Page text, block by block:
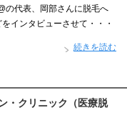
の代表、岡部さんに脱毛へ
インタビューさせて・・・
続きを読む
・クリニック（医療脱